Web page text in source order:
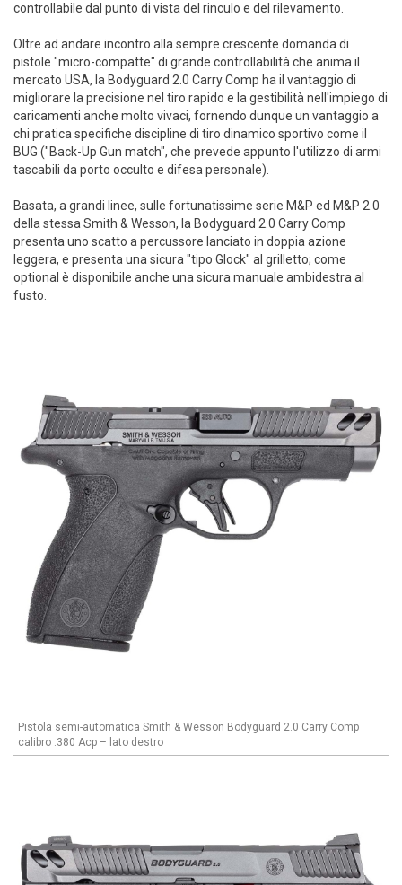
controllabile dal punto di vista del rinculo e del rilevamento.
Oltre ad andare incontro alla sempre crescente domanda di
pistole "micro-compatte" di grande controllabilità che anima il
mercato USA, la Bodyguard 2.0 Carry Comp ha il vantaggio di
migliorare la precisione nel tiro rapido e la gestibilità nell'impiego di
caricamenti anche molto vivaci, fornendo dunque un vantaggio a
chi pratica specifiche discipline di tiro dinamico sportivo come il
BUG ("Back-Up Gun match", che prevede appunto l'utilizzo di armi
tascabili da porto occulto e difesa personale).
Basata, a grandi linee, sulle fortunatissime serie M&P ed M&P 2.0
della stessa Smith & Wesson, la Bodyguard 2.0 Carry Comp
presenta uno scatto a percussore lanciato in doppia azione
leggera, e presenta una sicura "tipo Glock" al grilletto; come
optional è disponibile anche una sicura manuale ambidestra al
fusto.
Pistola semi-automatica Smith & Wesson Bodyguard 2.0 Carry Comp
calibro .380 Acp – lato destro